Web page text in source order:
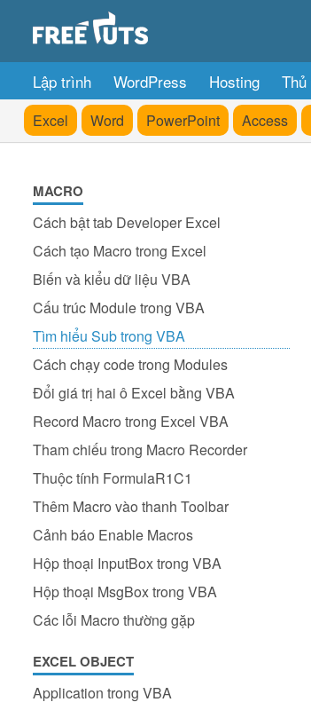
Lập trình WordPress Hosting
Excel Word PowerPoint Access
MACRO
Cách bật tab Developer Excel
Cách tạo Macro trong Excel
Biến và kiểu dữ liệu VBA
Cấu trúc Module trong VBA
Tìm hiểu Sub trong VBA
Cách chạy code trong Modules
Đổi giá trị hai ô Excel bằng VBA
Record Macro trong Excel VBA
Tham chiếu trong Macro Recorder
Thuộc tính FormulaR1C1
Thêm Macro vào thanh Toolbar
Cảnh báo Enable Macros
Hộp thoại InputBox trong VBA
Hộp thoại MsgBox trong VBA
Các lỗi Macro thường gặp
EXCEL OBJECT
Application trong VBA